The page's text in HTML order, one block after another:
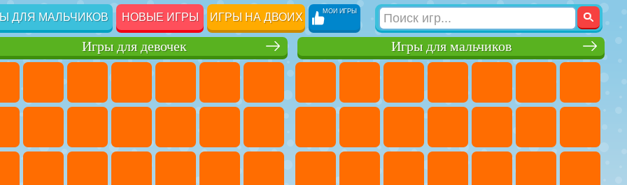
ДЛЯ МАЛЬЧИКОВ НОВЫЕ ИГРЫ ИГРЫ НА ДВОИХ МОИ ИГРЫ
Игры для мальчиков
Игры для девочек